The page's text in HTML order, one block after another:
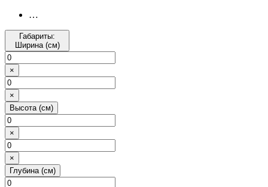
…
Габариты:
Ширина (см)
×
×
Высота (см)
×
×
Глубина (см)